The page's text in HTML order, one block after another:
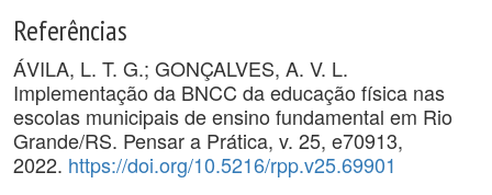
Referências
ÁVILA, L. T. G.; GONÇALVES, A. V. L.
Implementação da BNCC da educação física nas
escolas municipais de ensino fundamental em Rio
Grande/RS. Pensar a Prática, v. 25, e70913,
2022. https://doi.org/10.5216/rpp.v25.69901